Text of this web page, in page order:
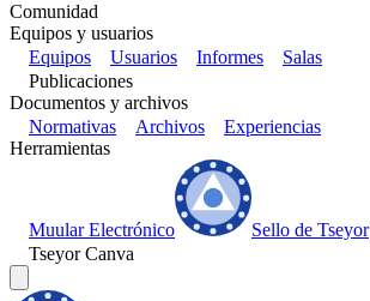
Comunidad
Equipos y usuarios
Equipos
Usuarios Informes
Salas
Publicaciones
Documentos y archivos
Normativas
Archivos
Experiencias
Herramientas
Muular Electrónico Sello de Tseyor
Tseyor Canva